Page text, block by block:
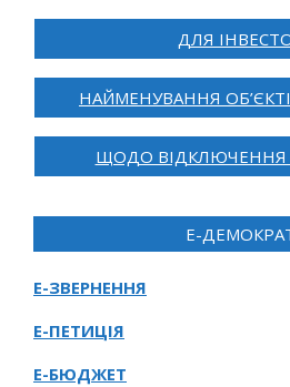
ДЛЯ
НАЙМЕНУВАННЯ
ЩОДО ВІДКЛЮЧЕННЯ
Е-
Е-ЗВЕРНЕННЯ
Е-ПЕТИЦІЯ
Е-БЮДЖЕТ